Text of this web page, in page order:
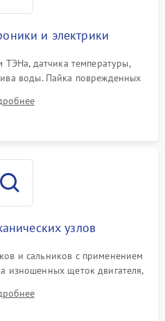
и электрики
датчика температуры,
воды. Пайка поврежденных
проводки и контактов.
узлов
и сальников с применением
изношенных щеток двигателя,
резиновой манжеты.